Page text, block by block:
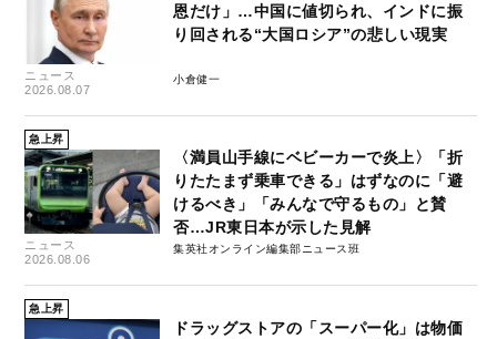
ニュース
2026.08.07
恩だけ」…中国に値切られ、インドに振
り回される“大国ロシア”の悲しい現実
小倉健一
急上昇
ニュース
2026.08.06
〈満員山手線にベビーカーで炎上〉「折
りたたまず乗車できる」はずなのに「避
けるべき」「みんなで守るもの」と賛
否…JR東日本が示した見解
集英社オンライン編集部ニュース班
急上昇
ドラッグストアの「スーパー化」は物価